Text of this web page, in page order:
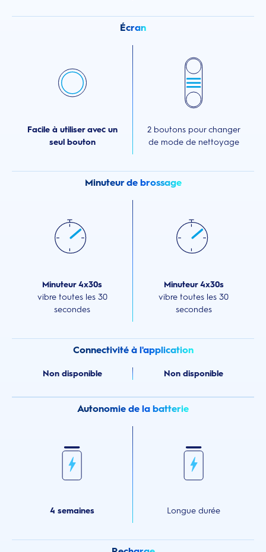
Écran
Facile à utiliser avec un
seul bouton
2 boutons pour changer
de mode de nettoyage
Minuteur de brossage
Minuteur 4x30s
vibre toutes les 30
secondes
Minuteur 4x30s
vibre toutes les 30
secondes
Connectivité à l'application
Non disponible Non disponible
Autonomie de la batterie
4 semaines Longue durée